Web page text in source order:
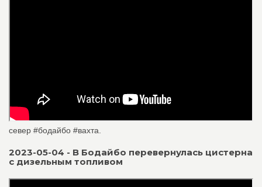
север #бодайбо #вахта.
2023-05-04 - В Бодайбо перевернулась цистерна
с дизельным топливом